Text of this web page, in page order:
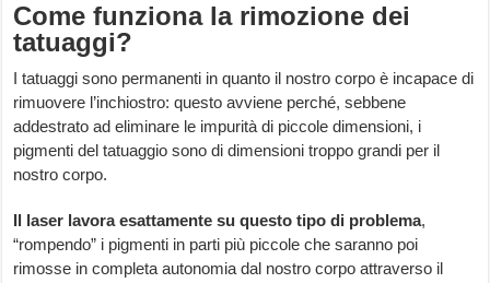
Come funziona la rimozione dei
tatuaggi?
I tatuaggi sono permanenti in quanto il nostro corpo è incapace di
rimuovere l’inchiostro: questo avviene perché, sebbene
addestrato ad eliminare le impurità di piccole dimensioni, i
pigmenti del tatuaggio sono di dimensioni troppo grandi per il
nostro corpo.
Il laser lavora esattamente su questo tipo di problema,
“rompendo” i pigmenti in parti più piccole che saranno poi
rimosse in completa autonomia dal nostro corpo attraverso il